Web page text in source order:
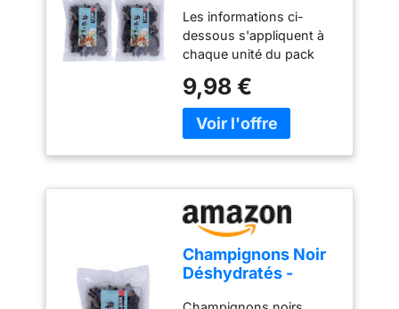
(Lot de 2)
Les informations ci-
dessous s'appliquent à
chaque unité du pack
(noir/ noir) de la marque
MOUNTAINS Contenu: 1
x 100 Gram Pays
Qualité supérieure
9,98 €
Champignons Noir
Déshydratés -